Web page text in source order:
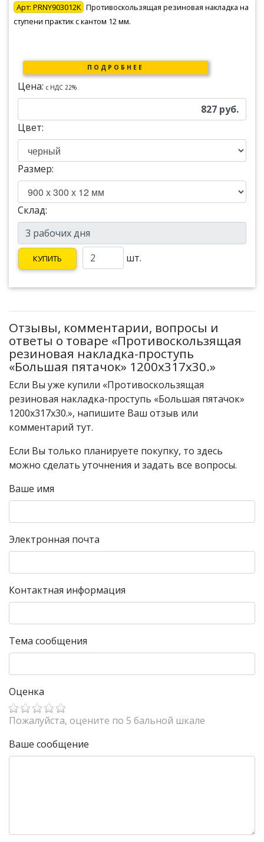
Арт: PRNY903012K Противоскользящая резиновая накладка на
ступени практик с кантом 12 мм.
ПОДРОБНЕЕ
Цена: c НДС 22%
827 руб.
Цвет:
Размер:
Склад:
КУПИТЬ шт.
Отзывы, комментарии, вопросы и
ответы о товаре «Противоскользящая
резиновая накладка-проступь
«Большая пятачок» 1200х317х30.»
Если Вы уже купили «Противоскользящая
резиновая накладка-проступь «Большая пятачок»
1200х317х30.», напишите Ваш отзыв или
комментарий тут.
Если Вы только планируете покупку, то здесь
можно сделать уточнения и задать все вопросы.
Ваше имя
Электронная почта
Контактная информация
Тема сообщения
Оценка
Пожалуйста, оцените по 5 бальной шкале
Ваше сообщение